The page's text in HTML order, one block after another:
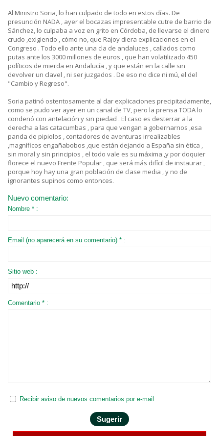
Al Ministro Soria, lo han culpado de todo en estos días. De
presunción NADA , ayer el bocazas impresentable cutre de barrio de
Sánchez, lo culpaba a voz en grito en Córdoba, de llevarse el dinero
crudo ,exigiendo , cómo no, que Rajoy diera explicaciones en el
Congreso . Todo ello ante una cla de andaluces , callados como
putas ante los 3000 millones de euros , que han volatilizado 450
políticos de mierda en Andalucía , y que están en la calle sin
devolver un clavel , ni ser juzgados . De eso no dice ni mú, el del
"Cambio y Regreso".
Soria patinó ostentosamente al dar explicaciones precipitadamente,
como se pudo ver ayer en un canal de TV, pero la prensa TODA lo
condenó con antelación y sin piedad . El caso es desterrar a la
derecha a las catacumbas , para que vengan a gobernarnos ,esa
panda de pipiolos , contadores de aventuras irrealizables
,magníficos engañabobos ,que están dejando a España sin ética ,
sin moral y sin principios , el todo vale es su máxima ,y por doquier
florece el nuevo Frente Popular , que será más difícil de instaurar ,
porque hoy hay una gran población de clase media , y no de
ignorantes supinos como entonces.
Nuevo comentario:
Nombre * :
Email (no aparecerá en su comentario) * :
Sitio web :
Comentario * :
Recibir aviso de nuevos comentarios por e-mail